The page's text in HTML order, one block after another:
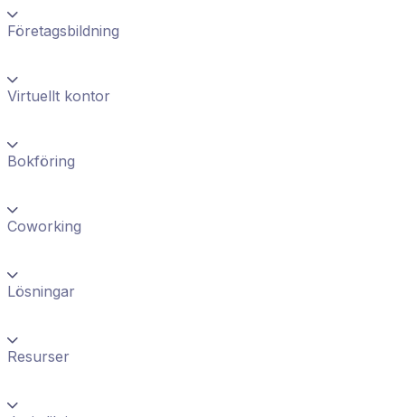
Företagsbildning
Virtuellt kontor
Bokföring
Coworking
Lösningar
Resurser